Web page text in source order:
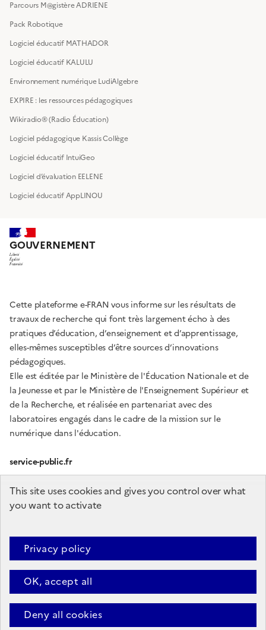
This site uses cookies and gives you control over what
you want to activate
OK, accept all
Deny all cookies
Privacy policy
Parcours M@gistère ADRIENE
Pack Robotique
Logiciel éducatif MATHADOR
Logiciel éducatif KALULU
Environnement numérique LudiAlgebre
EXPIRE : les ressources pédagogiques
Wikiradio® (Radio Éducation)
Logiciel pédagogique Kassis Collège
Logiciel éducatif IntuiGeo
Logiciel d’évaluation EELENE
Logiciel éducatif AppLINOU
GOUVERNEMENT
Liberté
Égalité
Fraternité
Cette plateforme e-FRAN vous informe sur les résultats de
travaux de recherche qui font très largement écho à des
pratiques d’éducation, d’enseignement et d’apprentissage,
elles-mêmes susceptibles d’être sources d’innovations
pédagogiques.
Elle est éditée par le Ministère de l'Éducation Nationale et de
la Jeunesse et par le Ministère de l'Enseignement Supérieur et
de la Recherche, et réalisée en partenariat avec des
laboratoires engagés dans le cadre de la mission sur le
numérique dans l'éducation.
service-public.fr
gouvernement.fr
education.gouv.fr
Plan du site Accessibilité (partiellement conforme)
légales
Données personnelles
Sauf mention contraire, tous les textes de ce site sont sous